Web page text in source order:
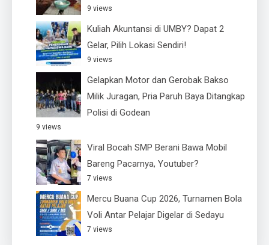
9 views
Kuliah Akuntansi di UMBY? Dapat 2
Gelar, Pilih Lokasi Sendiri!
9 views
Gelapkan Motor dan Gerobak Bakso
Milik Juragan, Pria Paruh Baya Ditangkap
Polisi di Godean
9 views
Viral Bocah SMP Berani Bawa Mobil
Bareng Pacarnya, Youtuber?
7 views
Mercu Buana Cup 2026, Turnamen Bola
Voli Antar Pelajar Digelar di Sedayu
7 views